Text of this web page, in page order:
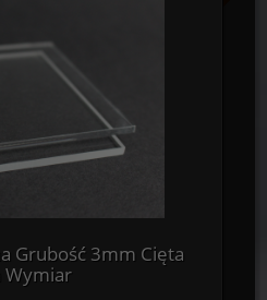
Grubość 3mm Cięta
Wymiar